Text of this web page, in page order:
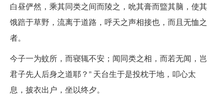
白昼俨然，乘其同类之间而陵之，吮其膏而盬其脑，使其
饿踣于草野，流离于道路，呼天之声相接也，而且无恤之
者。
今子一为蚊所，而寝辄不安；闻同类之相，而若无闻，岂
君子先人后身之道耶？” 天台生于是投枕于地，叩心太
息，披衣出户，坐以终夕。